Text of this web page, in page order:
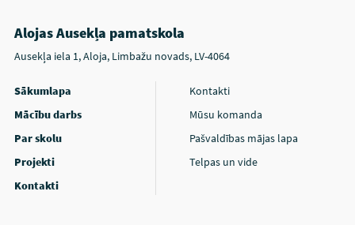
Alojas Ausekļa pamatskola
Ausekļa iela 1, Aloja, Limbažu novads, LV-4064
Sākumlapa
Mācību darbs
Par skolu
Projekti
Kontakti
Kontakti
Mūsu komanda
Pašvaldības mājas lapa
Telpas un vide